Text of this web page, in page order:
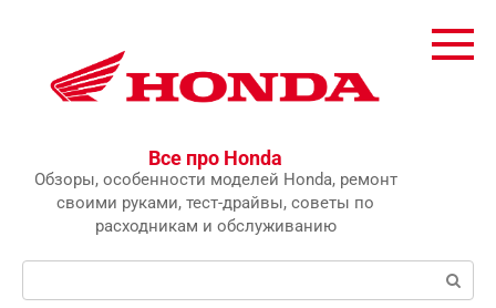
Все про Honda
Обзоры, особенности моделей Honda, ремонт
своими руками, тест-драйвы, советы по
расходникам и обслуживанию